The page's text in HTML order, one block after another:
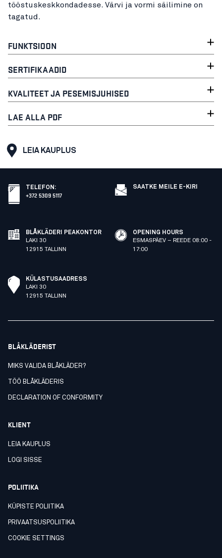
tööstuskeskkondadesse. Värvi ja vormi säilimine on
tagatud.
FUNKTSIOON
SERTIFIKAADID
KVALITEET JA PESEMISJUHISED
LAE ALLA PDF
LEIA KAUPLUS
TELEFON :
+372 5309 5117
SAATKE MEILE E-KIRI
BLÅKLÄDERI PEAKONTOR
LAKI 30
12915 TALLINN
OPENING HOURS
ESMASPÄEV – REEDE 08:00 -
17:00
KÜLASTUSAADRESS
LAKI 30
12915 TALLINN
BLÅKLÄDERIST
MIKS VALIDA BLÅKLÄDER?
TÖÖ BLÅKLÄDERIS
DECLARATION OF CONFORMITY
KLIENT
LEIA KAUPLUS
LOGI SISSE
POLIITIKA
KÜPISTE POLIITIKA
PRIVAATSUSPOLIITIKA
COOKIE SETTINGS